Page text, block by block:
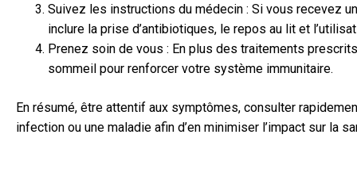
Suivez les instructions du médecin : Si vous recevez
inclure la prise d’antibiotiques, le repos au lit et
Prenez soin de vous : En plus des traitements
sommeil pour renforcer votre système immunitaire.
En résumé, être attentif aux symptômes, consulter
infection ou une maladie afin d’en minimiser l’impact sur la